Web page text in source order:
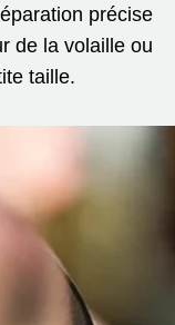
précise
de la volaille ou
taille.